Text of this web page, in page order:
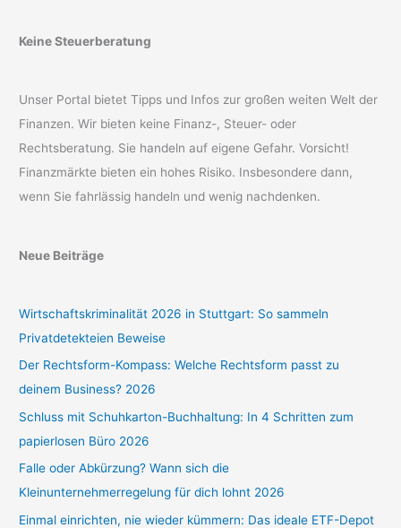
Keine Steuerberatung
Unser Portal bietet Tipps und Infos zur großen weiten Welt der
Finanzen. Wir bieten keine Finanz-, Steuer- oder
Rechtsberatung. Sie handeln auf eigene Gefahr. Vorsicht!
Finanzmärkte bieten ein hohes Risiko. Insbesondere dann,
wenn Sie fahrlässig handeln und wenig nachdenken.
Neue Beiträge
Wirtschaftskriminalität 2026 in Stuttgart: So sammeln
Privatdetekteien Beweise
Der Rechtsform-Kompass: Welche Rechtsform passt zu
deinem Business? 2026
Schluss mit Schuhkarton-Buchhaltung: In 4 Schritten zum
papierlosen Büro 2026
Falle oder Abkürzung? Wann sich die
Kleinunternehmerregelung für dich lohnt 2026
Einmal einrichten, nie wieder kümmern: Das ideale ETF-Depot